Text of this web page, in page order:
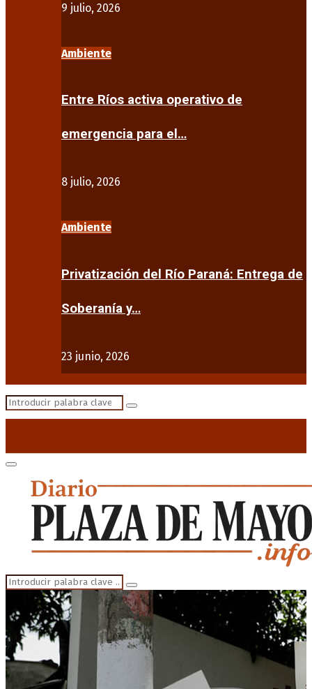
9 julio, 2026
Ambiente
Entre Ríos activa operativo de
emergencia para el…
8 julio, 2026
Ambiente
Privatización del Río Paraná: Entrega de
Soberanía y…
23 junio, 2026
Search
Search
Primary
Menu
Search
for:
Search